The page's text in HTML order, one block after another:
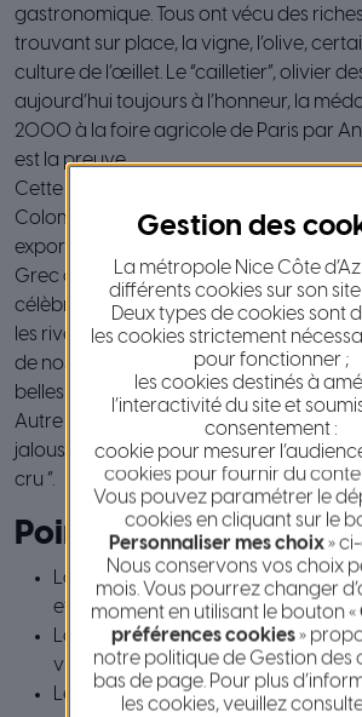
gastronomique. Tous ont vécu des
trouvant sur place, la vigne, l’olive,
culture de l’œillet. Le “cailletier”, olivier
aujourd’hui toujours à l’honneur, la
2000 à la foire agricole de Paris par
est la preuve.
Cette huile médaillée est ambassadrice
Colomars.Trois générations
exporté un savoir-faire maison, les
Grec ayant notamment réalisé la porte
célèbre mausolée appartenant à l’Aga
les rives du Nil. Jean Pierre, héritier de
de nos jours encore, à façonner dans la
belles pièces de bois.
Autre trait d’union avec le passé,
jalousement Jean-Robert Thaon,
cru ”.
Points d’intérêt
La vue panoramique depuis le Fort
et manifestations
La chapelle Saint-Roch à la Sirole,
vitrail de Jackie Decroix
Les expositions dans la Salle des
La métropole Nice Côte
différents cookies sur son
Deux types de cookies sont
les cookies strictement
pour fonctionner ;
les cookies destinés à
l’interactivité du site et
consentement :
cookie pour mesurer
cookies pour fournir du
Vous pouvez paramétrer le
cookies en cliquant sur le
Personnaliser mes choix»
Nous conservons vos choix
mois. Vous pourrez changer
moment en utilisant le bouton «
préférences cookies»
notre politique de Gestion des
bas de page. Pour plus
les cookies, veuillez